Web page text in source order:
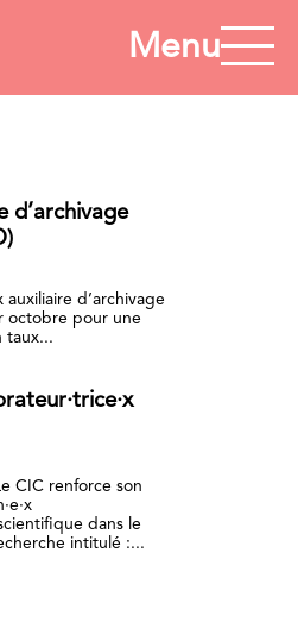
Menu
d’archivage
auxiliaire d’archivage
octobre pour une
taux...
CIC renforce son
dans le
intitulé :...